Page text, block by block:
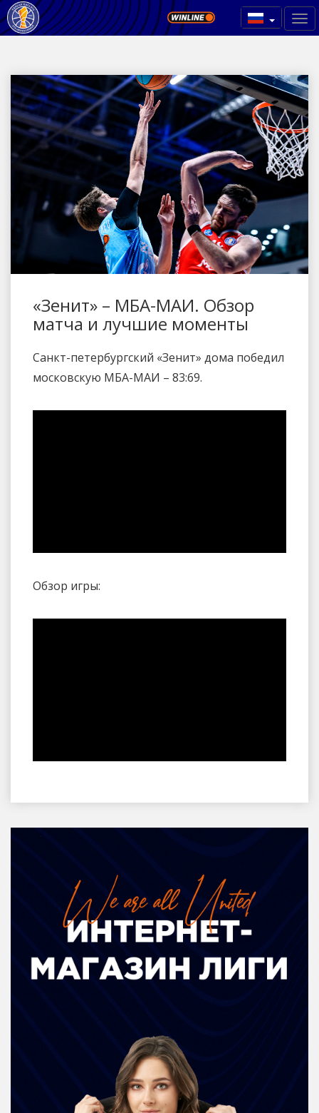
«Зенит» – МБА-МАИ. Обзор
матча и лучшие моменты
Санкт-петербургский «Зенит» дома победил
московскую МБА-МАИ – 83:69.
Обзор игры: